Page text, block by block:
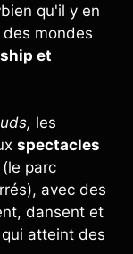
bien qu'il y en
mondes
et
les
spectacles
(le parc
avec des
dansent et
atteint des